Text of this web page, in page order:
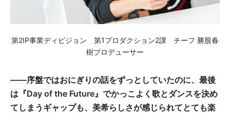
第2IP事業ディビジョン 第1プロダクション2課 チーフ 勝股春
樹プロデューサー
――序盤ではおにぎりの話をずっとしていたのに、最後
は『Day of the Future』でかっこよく歌とダンスを決め
てしまうギャップも、美希らしさが感じられてとても楽